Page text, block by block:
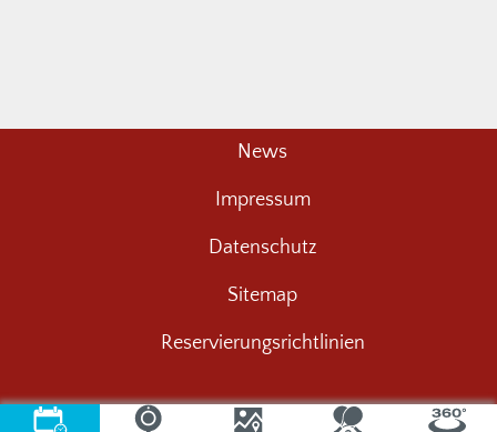
News
Impressum
Datenschutz
Sitemap
Reservierungsrichtlinien